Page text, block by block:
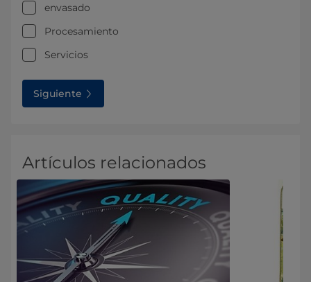
envasado
Procesamiento
Servicios
Siguiente
Artículos relacionados